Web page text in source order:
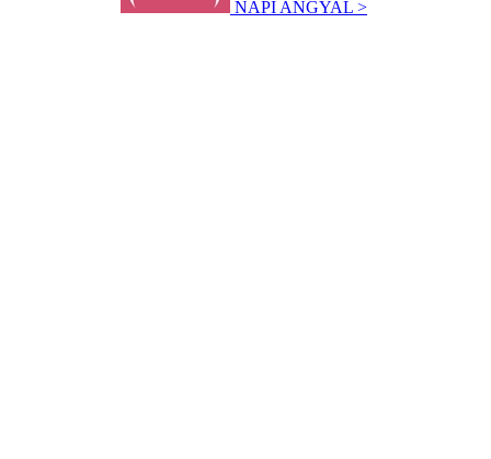
NAPI ANGYAL >